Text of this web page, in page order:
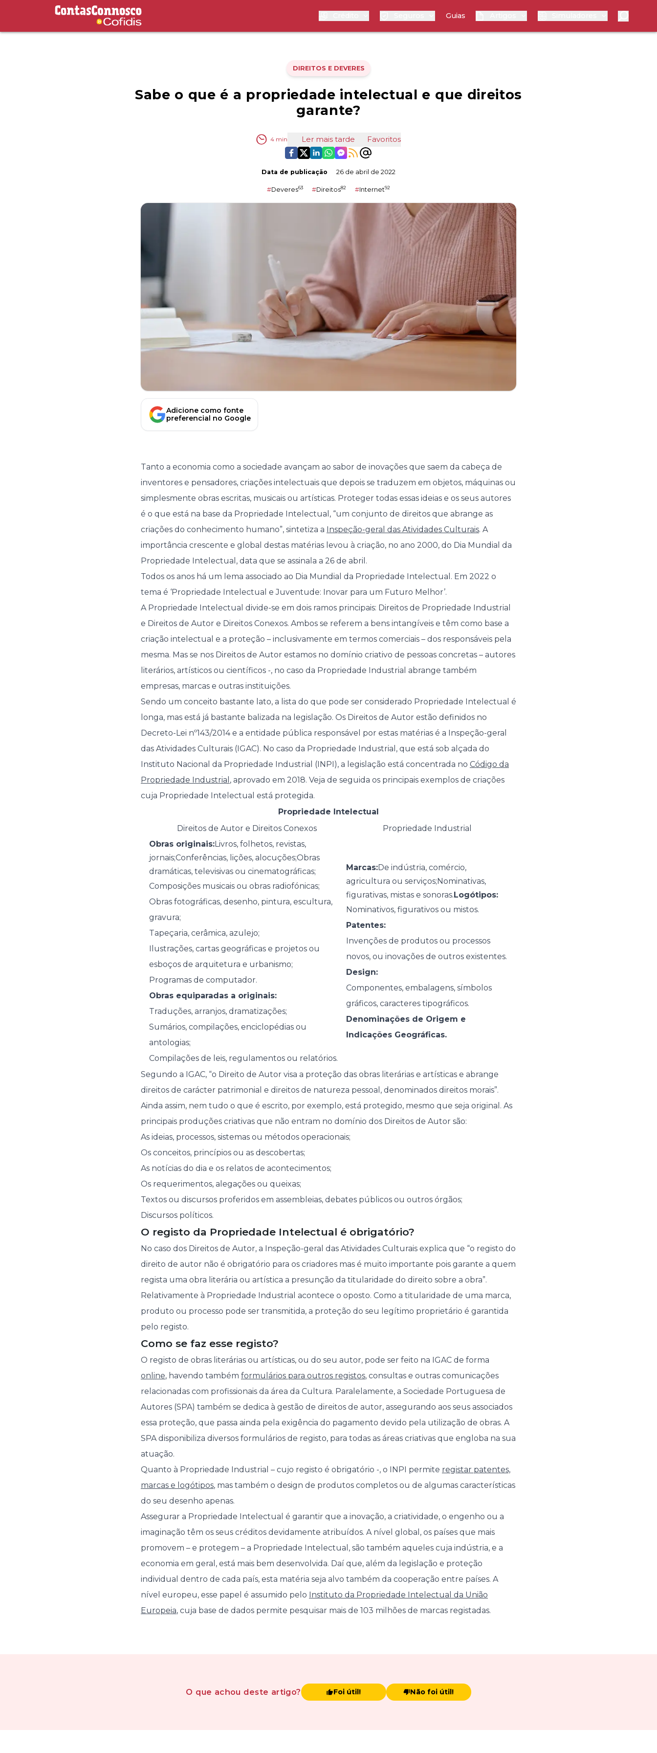
Contas Connosco by Cofidis Guias
DIREITOS E DEVERES
Sabe o que é a propriedade intelectual e que direitos
garante?
4min Ler mais tarde Favoritos
Data de publicação 26 de abril de 2022
#Deveres63 #Direitos82 #Internet92
Adicione como fonte
preferencial no Google
Tanto a economia como a sociedade avançam ao sabor de inovações que saem da cabeça de
inventores e pensadores, criações intelectuais que depois se traduzem em objetos, máquinas ou
simplesmente obras escritas, musicais ou artísticas. Proteger todas essas ideias e os seus autores
é o que está na base da Propriedade Intelectual, “um conjunto de direitos que abrange as
criações do conhecimento humano”, sintetiza a Inspeção-geral das Atividades Culturais. A
importância crescente e global destas matérias levou à criação, no ano 2000, do Dia Mundial da
Propriedade Intelectual, data que se assinala a 26 de abril.
Todos os anos há um lema associado ao Dia Mundial da Propriedade Intelectual. Em 2022 o
tema é ‘Propriedade Intelectual e Juventude: Inovar para um Futuro Melhor’.
A Propriedade Intelectual divide-se em dois ramos principais: Direitos de Propriedade Industrial
e Direitos de Autor e Direitos Conexos. Ambos se referem a bens intangíveis e têm como base a
criação intelectual e a proteção – inclusivamente em termos comerciais – dos responsáveis pela
mesma. Mas se nos Direitos de Autor estamos no domínio criativo de pessoas concretas – autores
literários, artísticos ou científicos -, no caso da Propriedade Industrial abrange também
empresas, marcas e outras instituições.
Sendo um conceito bastante lato, a lista do que pode ser considerado Propriedade Intelectual é
longa, mas está já bastante balizada na legislação. Os Direitos de Autor estão definidos no
Decreto-Lei nº143/2014 e a entidade pública responsável por estas matérias é a Inspeção-geral
das Atividades Culturais (IGAC). No caso da Propriedade Industrial, que está sob alçada do
Instituto Nacional da Propriedade Industrial (INPI), a legislação está concentrada no Código da
Propriedade Industrial , aprovado em 2018. Veja de seguida os principais exemplos de criações
cuja Propriedade Intelectual está protegida.
Propriedade Intelectual
Direitos de Autor e Direitos Conexos
Propriedade Industrial
Obras originais:Livros, folhetos, revistas,
jornais;Conferências, lições, alocuções;Obras
dramáticas, televisivas ou cinematográficas;
Composições musicais ou obras radiofónicas;
Obras fotográficas, desenho, pintura, escultura,
gravura;
Tapeçaria, cerâmica, azulejo;
Ilustrações, cartas geográficas e projetos ou
esboços de arquitetura e urbanismo;
Programas de computador.
Obras equiparadas a originais:
Traduções, arranjos, dramatizações;
Sumários, compilações, enciclopédias ou
antologias;
Compilações de leis, regulamentos ou relatórios.
Marcas:De indústria, comércio,
agricultura ou serviços;Nominativas,
figurativas, mistas e sonoras.Logótipos:
Nominativos, figurativos ou mistos.
Patentes:
Invenções de produtos ou processos
novos, ou inovações de outros existentes.
Design:
Componentes, embalagens, símbolos
gráficos, caracteres tipográficos.
Denominações de Origem e
Indicações Geográficas.
Segundo a IGAC, “o Direito de Autor visa a proteção das obras literárias e artísticas e abrange
direitos de carácter patrimonial e direitos de natureza pessoal, denominados direitos morais”.
Ainda assim, nem tudo o que é escrito, por exemplo, está protegido, mesmo que seja original. As
principais produções criativas que não entram no domínio dos Direitos de Autor são:
As ideias, processos, sistemas ou métodos operacionais;
Os conceitos, princípios ou as descobertas;
As notícias do dia e os relatos de acontecimentos;
Os requerimentos, alegações ou queixas;
Textos ou discursos proferidos em assembleias, debates públicos ou outros órgãos;
Discursos políticos.
O registo da Propriedade Intelectual é obrigatório?
No caso dos Direitos de Autor, a Inspeção-geral das Atividades Culturais explica que “o registo do
direito de autor não é obrigatório para os criadores mas é muito importante pois garante a quem
regista uma obra literária ou artística a presunção da titularidade do direito sobre a obra”.
Relativamente à Propriedade Industrial acontece o oposto. Como a titularidade de uma marca,
produto ou processo pode ser transmitida, a proteção do seu legítimo proprietário é garantida
pelo registo.
Como se faz esse registo?
O registo de obras literárias ou artísticas, ou do seu autor, pode ser feito na IGAC de forma
online, havendo também formulários para outros registos, consultas e outras comunicações
relacionadas com profissionais da área da Cultura. Paralelamente, a Sociedade Portuguesa de
Autores (SPA) também se dedica à gestão de direitos de autor, assegurando aos seus associados
essa proteção, que passa ainda pela exigência do pagamento devido pela utilização de obras. A
SPA disponibiliza diversos formulários de registo, para todas as áreas criativas que engloba na sua
atuação.
Quanto à Propriedade Industrial – cujo registo é obrigatório -, o INPI permite registar patentes,
marcas e logótipos, mas também o design de produtos completos ou de algumas características
do seu desenho apenas.
Assegurar a Propriedade Intelectual é garantir que a inovação, a criatividade, o engenho ou a
imaginação têm os seus créditos devidamente atribuídos. A nível global, os países que mais
promovem – e protegem – a Propriedade Intelectual, são também aqueles cuja indústria, e a
economia em geral, está mais bem desenvolvida. Daí que, além da legislação e proteção
individual dentro de cada país, esta matéria seja alvo também da cooperação entre países. A
nível europeu, esse papel é assumido pelo Instituto da Propriedade Intelectual da União
Europeia, cuja base de dados permite pesquisar mais de 103 milhões de marcas registadas.
O que achou deste artigo? Foi útil! Não foi útil!